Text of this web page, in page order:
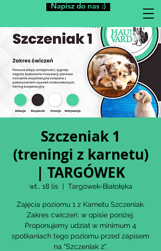
Napisz do nas :)
Szczeniak 1
(treningi z karnetu)
| TARGÓWEK
wt., 18 lis
  |
Targówek-Białołęka
Zajęcia poziomu 1 z Karnetu Szczeniak.
Zakres ćwiczeń: w opisie poniżej.
Proponujemy udział w minimum 4
spotkaniach tego poziomu przed zapisem
na "Szczeniak 2".